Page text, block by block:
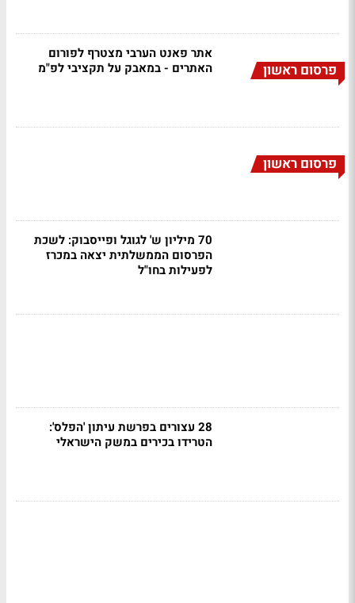
פרסום ראשון
אתר פאנט הערבי מצטרף לפורום
האתרים - במאבק על תקציבי לפ"מ
פרסום ראשון
70 מיליון ש' לגוגל ופייסבוק: לשכת
הפרסום הממשלתית יצאה במכרז
לפעילות בחו"ל
28 עצורים בפרשת עיתון 'הפלס':
הטרידו בכירים במשק הישראלי